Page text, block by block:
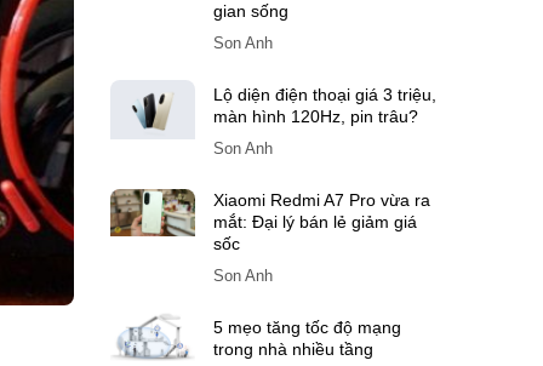
gian sống
Son Anh
Lộ diện điện thoại giá 3 triệu,
màn hình 120Hz, pin trâu?
Son Anh
Xiaomi Redmi A7 Pro vừa ra
mắt: Đại lý bán lẻ giảm giá
sốc
Son Anh
5 mẹo tăng tốc độ mạng
trong nhà nhiều tầng